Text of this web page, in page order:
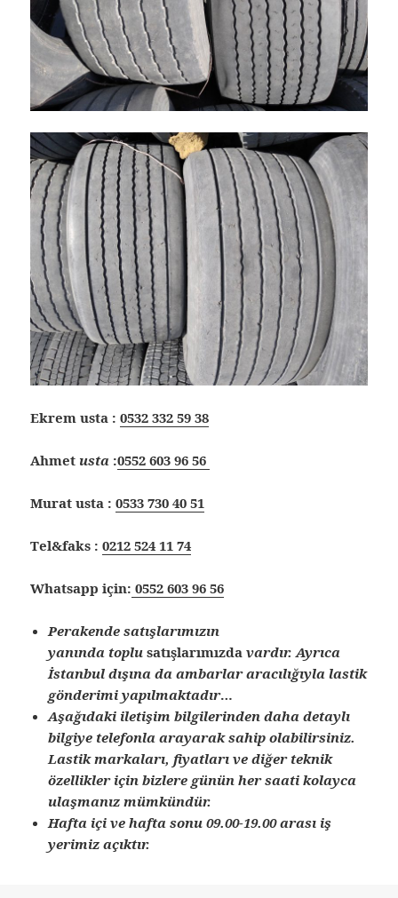
Ekrem usta :0532 332 59 38
Ahmet usta :0552 603 96 56
Murat usta :0533 730 40 51
Tel&faks :0212 524 11 74
Whatsapp için: 0552 603 96 56
Perakende satışlarımızın
yanında toplu satışlarımızda vardır. Ayrıca
İstanbul dışına da ambarlar aracılığıyla lastik
gönderimi yapılmaktadır…
Aşağıdaki iletişim bilgilerinden daha detaylı
bilgiye telefonla arayarak sahip olabilirsiniz.
Lastik markaları, fiyatları ve diğer teknik
özellikler için bizlere günün her saati kolayca
ulaşmanız mümkündür.
Hafta içi ve hafta sonu 09.00-19.00 arası iş
yerimiz açıktır.